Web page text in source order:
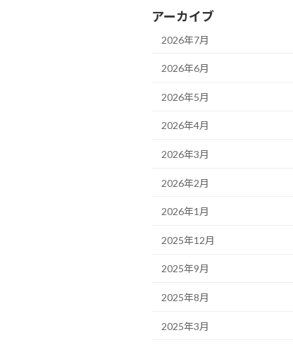
アーカイブ
2026年7月
2026年6月
2026年5月
2026年4月
2026年3月
2026年2月
2026年1月
2025年12月
2025年9月
2025年8月
2025年3月